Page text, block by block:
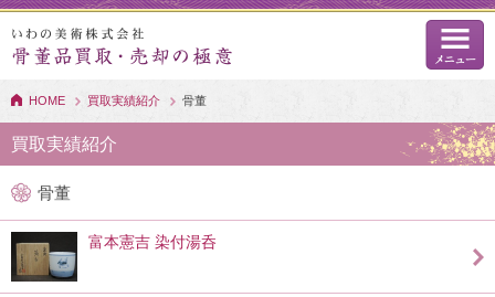
HOME 買取実績紹介 骨董
買取実績紹介
骨董
富本憲吉 染付湯呑